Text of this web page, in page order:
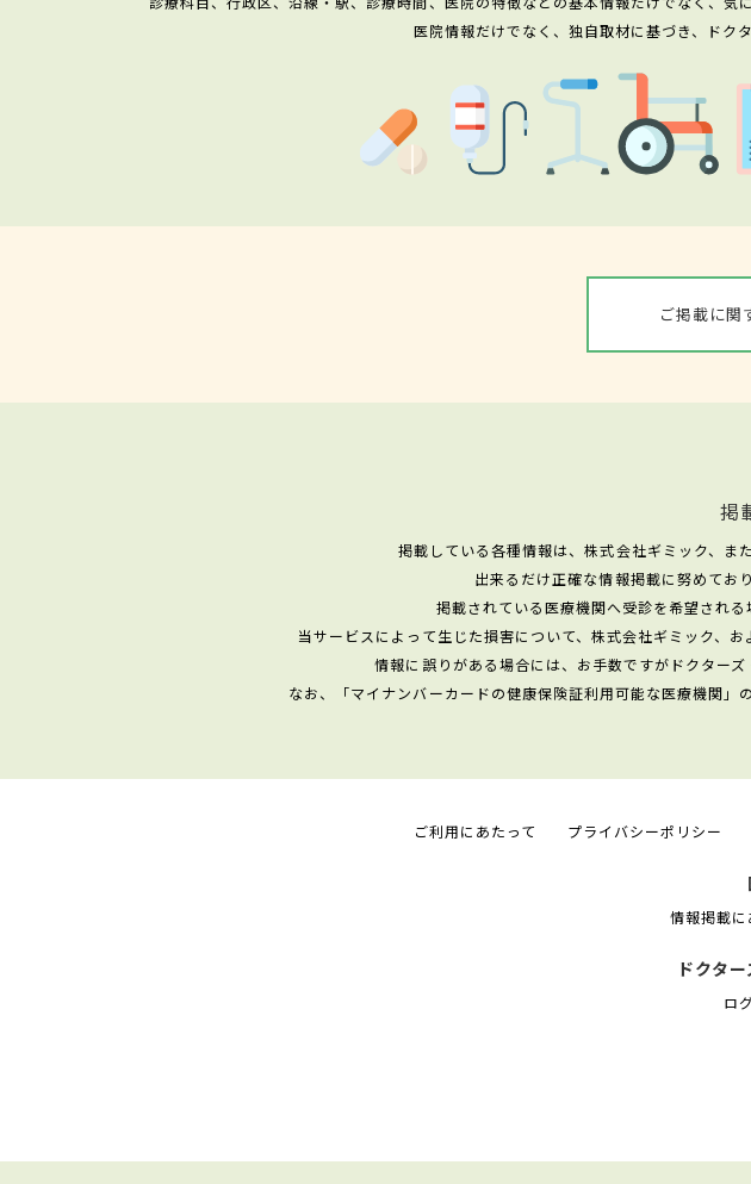
医院情報だけでなく、独自取材に基づき、ドク
ご掲載に関
掲
掲載している各種情報は、株式会社ギミック、ま
出来るだけ正確な情報掲載に努めてお
掲載されている医療機関へ受診を希望され
当サービスによって生じた損害について、株式会社ギミック、
情報に誤りがある場合には、お手数ですがドクター
なお、「マイナンバーカードの健康保険証利用可能な医療機関」
ご利用にあたって プライバシーポリシー
情報掲載に
ドクタ
ロ